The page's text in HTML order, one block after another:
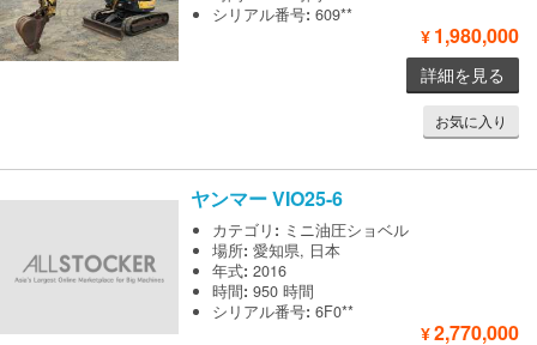
シリアル番号:609**
¥ 1,980,000
詳細を見る
お気に入り
ヤンマーVIO25-6
カテゴリ : ミニ油圧ショベル
場所:愛知県, 日本
年式:2016
時間:950 時間
シリアル番号:6F0**
¥2,770,000